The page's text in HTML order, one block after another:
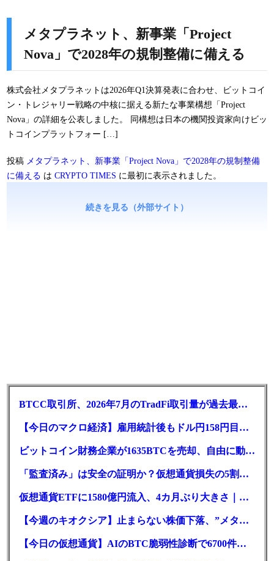
メタプラネット、新事業「Project
Nova」で2028年の規制整備に備える
株式会社メタプラネットは2026年Q1決算発表に合わせ、ビットコイ
ン・トレジャリー戦略の中核に据える新たな事業構想「Project
Nova」の詳細を公表しました。 同構想は日本の機関投資家向けビッ
トコインプラットフォー […]
投稿 メタプラネット、新事業「Project Nova」で2028年の規制整備
に備える は CRYPTO TIMES に最初に表示されました。
続きを見る（外部サイト）
BTCC取引所、2026年7月のTradFi取引量が過去最高を記録！前月比3倍に急増
【今日のマクロ経済】雇用統計後もドル円158円目前へ。日経66,800円台に急伸
ビットコイン財務企業が1635BTCを売却、自由に動かせるのは325枚だけ
「監査済み」は安全の証明か？仮想通貨損失の5割が人的要因
仮想通貨ETFに1580億円流入、4カ月ぶり大きさ｜BTC・ETH
【今週のキオクシア】止まらない株価下落、”メタプラネット化”の指摘は本当？
【今日の仮想通貨】AIのBTC脆弱性診断で6700件の指摘。赤字マイニング企業はAIに賭ける